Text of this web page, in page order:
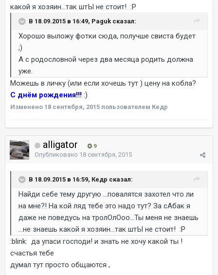
какой я хозяин...так штЫ не стоит! :P
В 18.09.2015 в 16:49, Paguk сказал:
Хорошо выложу фотки сюда, получше свиста будет
;)
А с родословной через два месяца родить должна
уже.
Можешь в личку (или если хочешь тут ) цену на кобла?
С днём рождения!!! :)
Изменено 18 сентября, 2015 пользователем Кедр
alligator 9
Опубликовано 18 сентября, 2015
В 18.09.2015 в 16:59, Кедр сказал:
Найди себе тему другую ...повалятся захотел что ли
на мне?! На кой ляд тебе это надо тут? За сАбак я
даже не поведусь на тролОлОоо...Ты меня не знаешь
...не знаешь какой я хозяин...так штЫ не стоит! :P
:blink: да упаси господи! и знать не хочу какой ты !
счастья тебе
думал тут просто общаются ,